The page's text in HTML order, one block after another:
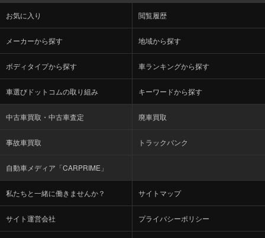
お気に入り 閲覧履歴
メーカーから探す 地域から探す
ボディタイプから探す 車ランキングから探す
車選びドットコムの取り組み キーワードから探す
中古車買取・中古車査定 廃車買取
事故車買取 トラックバンク
自動車メディア「CARPRIME」
私たちと一緒に働きませんか？ サイトマップ
サイト運営会社 プライバシーポリシー